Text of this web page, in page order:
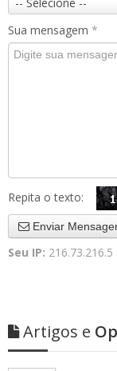
Sua mensagem *
Repita o texto:
Enviar
Seu IP: 216.73.216.5
Artigos e